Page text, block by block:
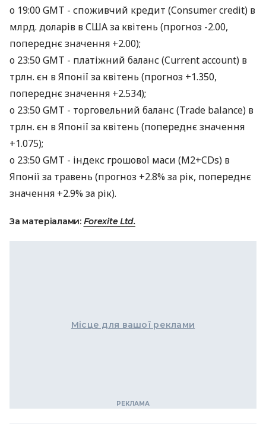
о 19:00 GMT - споживчий кредит (Consumer credit) в
млрд. доларів в США за квітень (прогноз -2.00,
попереднє значення +2.00);
о 23:50 GMT - платіжний баланс (Current account) в
трлн. єн в Японії за квітень (прогноз +1.350,
попереднє значення +2.534);
о 23:50 GMT - торговельний баланс (Trade balance) в
трлн. єн в Японії за квітень (попереднє значення
+1.075);
о 23:50 GMT - індекс грошової маси (M2+CDs) в
Японії за травень (прогноз +2.8% за рік, попереднє
значення +2.9% за рік).
За матеріалами: Forexite Ltd.
Місце для вашої реклами